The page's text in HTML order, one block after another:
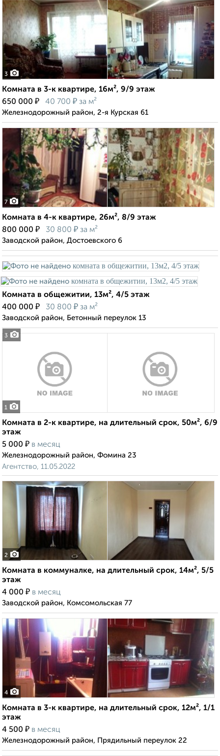
3
Комната в 3-к квартире, 16м², 9/9 этаж
650 000 ₽ 40 700 ₽ за м²
Железнодорожный район, 2-я Курская 61
7
Комната в 4-к квартире, 26м², 8/9 этаж
800 000 ₽ 30 800 ₽ за м²
Заводской район, Достоевского 6
3
Комната в общежитии, 13м², 4/5 этаж
400 000 ₽ 30 800 ₽ за м²
Заводской район, Бетонный переулок 13
1
Комната в 2-к квартире, на длительный срок, 50м², 6/9
этаж
5 000 ₽ в месяц
Железнодорожный район, Фомина 23
Агентство, 11.05.2022
2
Комната в коммуналке, на длительный срок, 14м², 5/5
этаж
4 000 ₽ в месяц
Заводской район, Комсомольская 77
4
Комната в 3-к квартире, на длительный срок, 12м², 1/1
этаж
4 500 ₽ в месяц
Железнодорожный район, Прядильный переулок 22